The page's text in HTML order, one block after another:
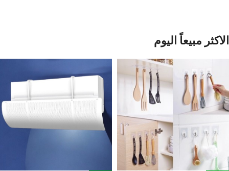
الاكثر مبيعاً اليوم